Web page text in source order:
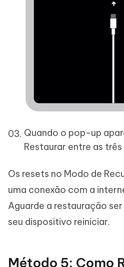
Quando o pop-up
Restaurar entre as
Os resets no Modo de
uma conexão com a
Aguarde a restauração
seu dispositivo reiniciar.
Método 5: Como